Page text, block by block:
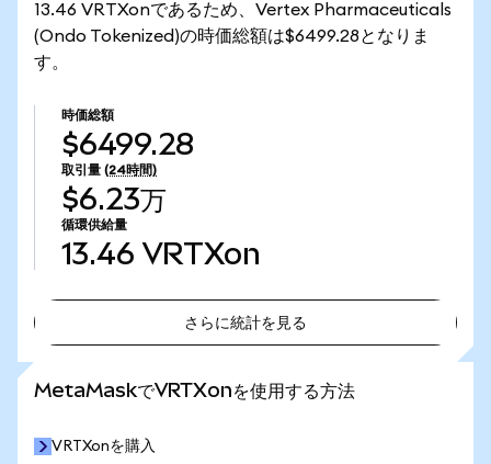
13.46 VRTXonであるため、Vertex Pharmaceuticals
(Ondo Tokenized)の時価総額は$6499.28となりま
す。
時価総額
$6499.28
取引量 (24時間)
$6.23万
循環供給量
13.46 VRTXon
さらに統計を見る
MetaMaskでVRTXonを使用する方法
VRTXonを購入